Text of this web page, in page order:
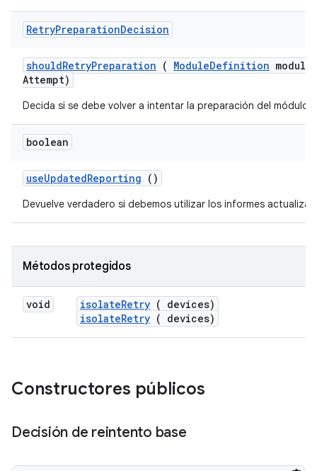
RetryPreparationDecision
shouldRetryPreparation ( ModuleDefinition module
Attempt)
Decida si se debe volver a intentar la preparación del módulo.
boolean
useUpdatedReporting ()
Devuelve verdadero si debemos utilizar los informes
Métodos protegidos
void isolateRetry ( devices)
isolateRetry ( devices)
Constructores públicos
Decisión de reintento base